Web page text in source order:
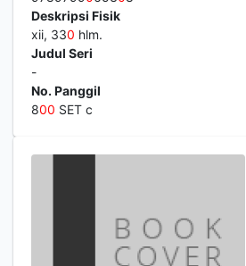
Deskripsi Fisik
xii, 330 hlm.
Judul Seri
-
No. Panggil
800 SET c